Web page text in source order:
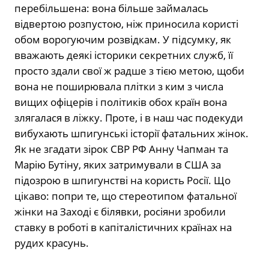
перебільшена: вона більше займалась
відвертою розпустою, ніж приносила користі
обом ворогуючим розвідкам. У підсумку, як
вважають деякі історики секретних служб, її
просто здали свої ж радше з тією метою, щоби
вона не поширювала плітки з ким з числа
вищих офіцерів і політиків обох країн вона
злягалася в ліжку. Проте, і в наш час подекуди
вибухають шпигунські історії фатальних жінок.
Як не згадати зірок СВР РФ Анну Чапман та
Марію Бутіну, яких затримували в США за
підозрою в шпигунстві на користь Росії. Що
цікаво: попри те, що стереотипом фатальної
жінки на Заході є білявки, росіяни зробили
ставку в роботі в капіталістичних країнах на
рудих красунь.